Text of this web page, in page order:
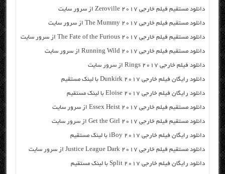
دانلود مستقیم فیلم خارجی Zeroville 2017 از سرور سایت
دانلود مستقیم فیلم خارجی The Mummy 2017 از سرور سایت
دانلود مستقیم فیلم خارجی The Fate of the Furious 2017 از سرور سایت
دانلود مستقیم فیلم خارجی Running Wild 2017 از سرور سایت
دانلود فیلم خارجی Rings 2017 از سرور سایت
دانلود رایگان فیلم خارجی Dunkirk 2017 با لینک مستقیم
دانلود رایگان فیلم خارجی Eloise 2017 با لینک مستقیم
دانلود مستقیم فیلم خارجی Essex Heist 2017 از سرور سایت
دانلود مستقیم فیلم خارجی Get the Girl 2017 از سرور سایت
دانلود رایگان فیلم خارجی iBoy 2017 با لینک مستقیم
دانلود مستقیم فیلم خارجی Justice League Dark 2017 از سرور سایت
دانلود رایگان فیلم خارجی Split 2017 با لینک مستقیم